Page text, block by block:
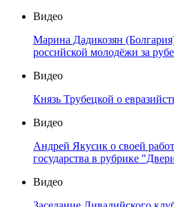
Видео
Марина Дадикозян
российской молодёжи за
Видео
Князь Трубецкой о
Видео
Андрей Якусик о своей
государства в рубрике
Видео